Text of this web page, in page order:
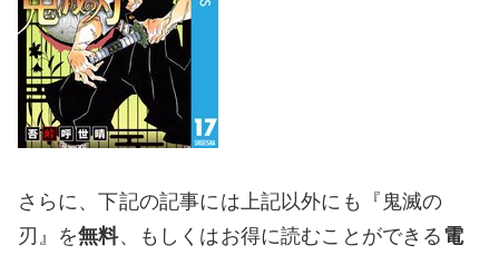
さらに、下記の記事には上記以外にも『鬼滅の
刃』を無料、もしくはお得に読むことができる電